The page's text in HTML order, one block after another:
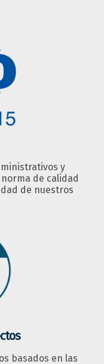
y
de calidad
de nuestros
basados en las